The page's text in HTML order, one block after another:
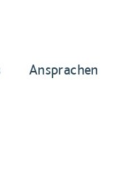
Ansprachen